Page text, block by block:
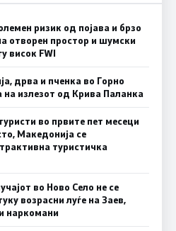
ризик од појава и брзо
отворен простор и шумски
висок FWI
дрва и пченка во Горно
на излезот од Крива Паланка
во првите пет месеци
Македонија се
туристичка
во Ново Село не се
возрасни луѓе на Заев,
наркомани